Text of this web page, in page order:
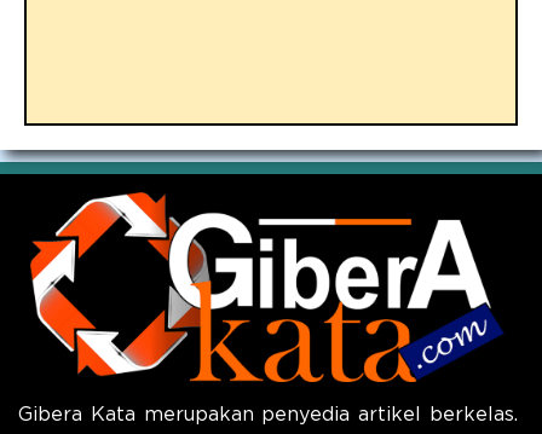
Gibera Kata merupakan penyedia artikel berkelas.